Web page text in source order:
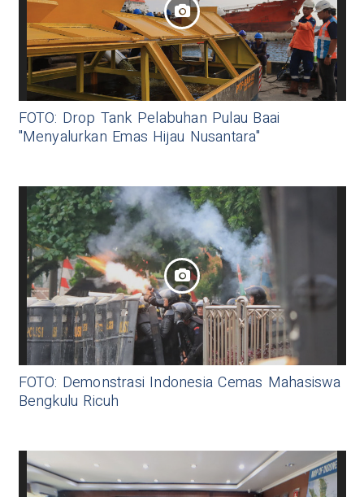
FOTO: Drop Tank Pelabuhan Pulau Baai
"Menyalurkan Emas Hijau Nusantara"
FOTO: Demonstrasi Indonesia Cemas Mahasiswa
Bengkulu Ricuh